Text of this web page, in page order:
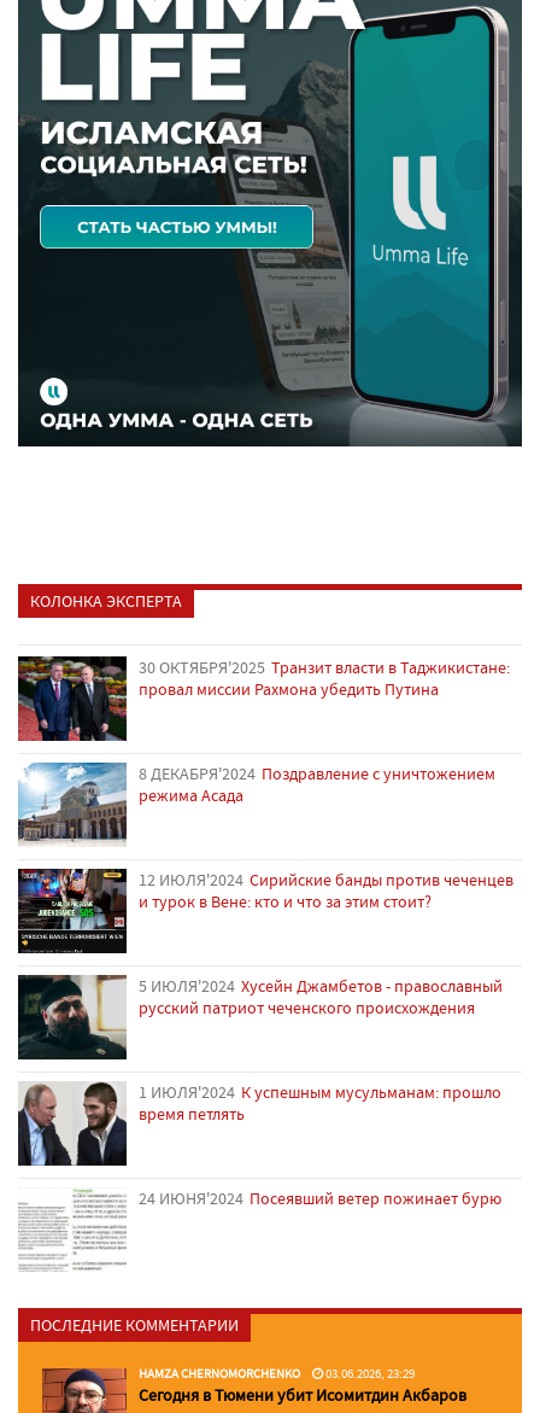
КОЛОНКА ЭКСПЕРТА
30 ОКТЯБРЯ'2025 Транзит власти в Таджикистане:
провал миссии Рахмона убедить Путина
8 ДЕКАБРЯ'2024 Поздравление с уничтожением
режима Асада
12 ИЮЛЯ'2024 Сирийские банды против чеченцев
и турок в Вене: кто и что за этим стоит?
5 ИЮЛЯ'2024 Хусейн Джамбетов - православный
русский патриот чеченского происхождения
1 ИЮЛЯ'2024 К успешным мусульманам: прошло
время петлять
24 ИЮНЯ'2024 Посеявший ветер пожинает бурю
ПОСЛЕДНИЕ КОММЕНТАРИИ
HAMZA CHERNOMORCHENKO 03.06.2026, 23:29
Сегодня в Тюмени убит Исомитдин Акбаров